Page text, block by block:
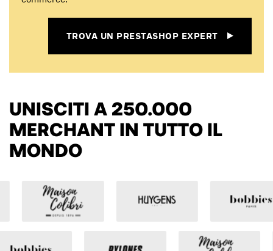
TROVA UN PRESTASHOP EXPERT
UNISCITI A 250.000
MERCHANT IN TUTTO IL
MONDO